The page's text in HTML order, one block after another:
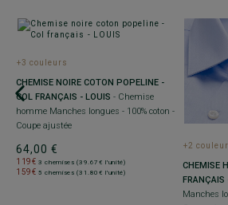
+3 couleurs
CHEMISE NOIRE COTON POPELINE -
COL FRANÇAIS - LOUIS - Chemise
homme Manches longues - 100% coton -
Coupe ajustée
64,00 €
119€ 3 chemises (39.67€ l'unité)
159€ 5 chemises (31.80€ l'unité)
+2
CHEMISE
FRANÇAIS
Manches